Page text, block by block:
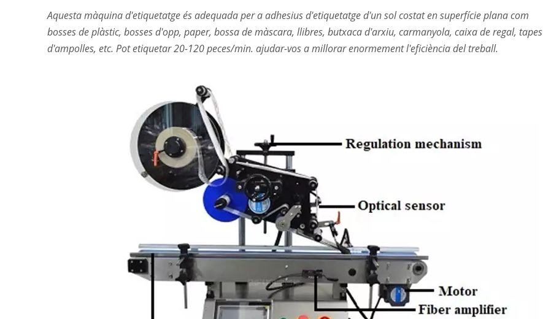
Aquesta màquina d'etiquetatge és adequada per a adhesius d'etiquetatge d'un sol costat en superfície plana com
bosses de plàstic, bosses d'opp, paper, bossa de màscara, llibres, butxaca d'arxiu, carmanyola, caixa de regal, tapes
d'ampolles, etc. Pot etiquetar 20-120 peces/min. ajudar-vos a millorar enormement l'eficiència del treball.